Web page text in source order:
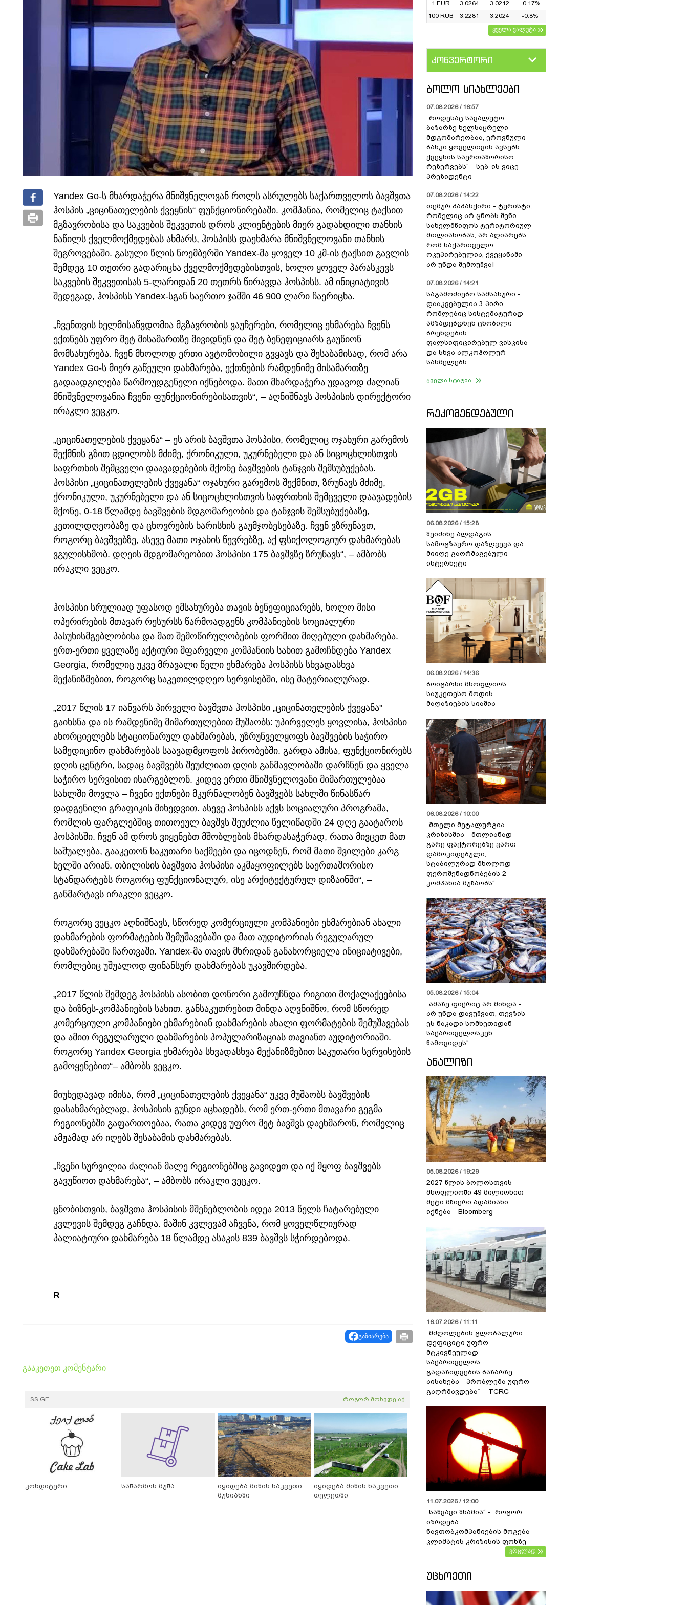
Yandex Go-ს მხარდაჭერა მნიშვნელოვან როლს ასრულებს საქართველოს ბავშვთა
ჰოსპის „ციცინათელების ქვეყნის“ ფუნქციონირებაში. კომპანია, რომელიც ტაქსით
მგზავრობისა და საკვების შეკვეთის დროს კლიენტების მიერ გადახდილი თანხის
ნაწილს ქველმოქმედებას ახმარს, ჰოსპისს დაეხმარა მნიშვნელოვანი თანხის
შეგროვებაში. გასული წლის ნოემბერში Yandex-მა ყოველ 10 კმ-ის ტაქსით გავლის
შემდეგ 10 თეთრი გადარიცხა ქველმოქმედებისთვის, ხოლო ყოველ პარასკევს
საკვების შეკვეთისას 5-ლარიდან 20 თეთრს წირავდა ჰოსპისს. ამ ინიციატივის
შედეგად, ჰოსპისს Yandex-სგან საერთო ჯამში 46 900 ლარი ჩაერიცხა.
„ჩვენთვის ხელმისაწვდომია მგზავრობის ვაუჩერები, რომელიც ეხმარება ჩვენს
ექთნებს უფრო მეტ მისამართზე მივიდნენ და მეტ ბენეფიციარს გაუწიონ
მომსახურება. ჩვენ მხოლოდ ერთი ავტომობილი გვყავს და შესაბამისად, რომ არა
Yandex Go-ს მიერ გაწეული დახმარება, ექთნების რამდენიმე მისამართზე
გადაადგილება წარმოუდგენელი იქნებოდა. მათი მხარდაჭერა უდავოდ ძალიან
მნიშვნელოვანია ჩვენი ფუნქციონირებისათვის“, – აღნიშნავს ჰოსპისის დირექტორი
ირაკლი ვეცკო.
„ციცინათელების ქვეყანა“ – ეს არის ბავშვთა ჰოსპისი, რომელიც ოჯახური გარემოს
შექმნის გზით ცდილობს მძიმე, ქრონიკული, უკურნებელი და ან სიცოცხლისთვის
საფრთხის შემცველი დაავადებების მქონე ბავშვების ტანჯვის შემსუბუქებას.
ჰოსპისი „ციცინათელების ქვეყანა“ ოჯახური გარემოს შექმნით, ზრუნავს მძიმე,
ქრონიკული, უკურნებელი და ან სიცოცხლისთვის საფრთხის შემცველი დაავადების
მქონე, 0-18 წლამდე ბავშვების მდგომარეობის და ტანჯვის შემსუბუქებაზე,
კეთილდღეობაზე და ცხოვრების ხარისხის გაუმჯობესებაზე. ჩვენ ვზრუნავთ,
როგორც ბავშვებზე, ასევე მათი ოჯახის წევრებზე, აქ ფსიქოლოგიურ დახმარებას
ვგულისხმობ. დღეის მდგომარეობით ჰოსპისი 175 ბავშვზე ზრუნავს“, – ამბობს
ირაკლი ვეცკო.
ჰოსპისი სრულიად უფასოდ ემსახურება თავის ბენეფიციარებს, ხოლო მისი
ოპერირების მთავარ რესურსს წარმოადგენს კომპანიების სოციალური
პასუხისმგებლობისა და მათ შემოწირულობების ფორმით მიღებული დახმარება.
ერთ-ერთი ყველაზე აქტიური მფარველი კომპანიის სახით გამოჩნდება Yandex
Georgia, რომელიც უკვე მრავალი წელი ეხმარება ჰოსპისს სხვადასხვა
მექანიზმებით, როგორც საკეთილდღეო სერვისებში, ისე მატერიალურად.
„2017 წლის 17 იანვარს პირველი ბავშვთა ჰოსპისი „ციცინათელების ქვეყანა"
გაიხსნა და ის რამდენიმე მიმართულებით მუშაობს: უპირველეს ყოვლისა, ჰოსპისი
ახორციელებს სტაციონარულ დახმარებას, უზრუნველყოფს ბავშვების საჭირო
სამედიცინო დახმარებას საავადმყოფოს პირობებში. გარდა ამისა, ფუნქციონირებს
დღის ცენტრი, სადაც ბავშვებს შეუძლიათ დღის განმავლობაში დარჩნენ და ყველა
საჭირო სერვისით ისარგებლონ. კიდევ ერთი მნიშვნელოვანი მიმართულებაა
სახლში მოვლა – ჩვენი ექთნები მკურნალობენ ბავშვებს სახლში წინასწარ
დადგენილი გრაფიკის მიხედვით. ასევე ჰოსპისს აქვს სოციალური პროგრამა,
რომლის ფარგლებშიც თითოეულ ბავშვს შეუძლია წელიწადში 24 დღე გაატაროს
ჰოსპისში. ჩვენ ამ დროს ვიყენებთ მშობლების მხარდასაჭერად, რათა მივცეთ მათ
საშუალება, გააკეთონ საკუთარი საქმეები და იცოდნენ, რომ მათი შვილები კარგ
ხელში არიან. თბილისის ბავშვთა ჰოსპისი აკმაყოფილებს საერთაშორისო
სტანდარტებს როგორც ფუნქციონალურ, ისე არქიტექტურულ დიზაინში“, –
განმარტავს ირაკლი ვეცკო.
როგორც ვეცკო აღნიშნავს, სწორედ კომერციული კომპანიები ეხმარებიან ახალი
დახმარების ფორმატების შემუშავებაში და მათ აუდიტორიას რეგულარულ
დახმარებაში ჩართვაში. Yandex-მა თავის მხრიდან განახორციელა ინიციატივები,
რომლებიც უშუალოდ ფინანსურ დახმარებას უკავშირდება.
„2017 წლის შემდეგ ჰოსპისს ასობით დონორი გამოუჩნდა რიგითი მოქალაქეებისა
და ბიზნეს-კომპანიების სახით. განსაკუთრებით მინდა აღვნიშნო, რომ სწორედ
კომერციული კომპანიები ეხმარებიან დახმარების ახალი ფორმატების შემუშავებას
და ამით რეგულარული დახმარების პოპულარიზაციას თავიანთ აუდიტორიაში.
როგორც Yandex Georgia ეხმარება სხვადასხვა მექანიზმებით საკუთარი სერვისების
გამოყენებით“– ამბობს ვეცკო.
მიუხედავად იმისა, რომ „ციცინათელების ქვეყანა“ უკვე მუშაობს ბავშვების
დასახმარებლად, ჰოსპისის გუნდი აცხადებს, რომ ერთ-ერთი მთავარი გეგმა
რეგიონებში გაფართოებაა, რათა კიდევ უფრო მეტ ბავშვს დაეხმარონ, რომელიც
ამჟამად არ იღებს შესაბამის დახმარებას.
„ჩვენი სურვილია ძალიან მალე რეგიონებშიც გავიდეთ და იქ მყოფ ბავშვებს
გავუწიოთ დახმარება“, – ამბობს ირაკლი ვეცკო.
ცნობისთვის, ბავშვთა ჰოსპისის მშენებლობის იდეა 2013 წელს ჩატარებული
კვლევის შემდეგ გაჩნდა. მაშინ კვლევამ აჩვენა, რომ ყოველწლიურად
პალიატიური დახმარება 18 წლამდე ასაკის 839 ბავშვს სჭირდებოდა.
R
გაზიარება
გააკეთეთ კომენტარი
SS.GE როგორ მოხვდე აქ
კონდიტერი საწარმოს მუშა
იყიდება მიწის ნაკვეთი
მუხიანში
იყიდება მიწის ნაკვეთი
თელეთში
1 EUR
3.0264 3.0212
-0.17%
100 RUB
3.2281 3.2024
-0.8%
ყველა ვალუტა
კონვერტორი
ᲑᲝᲚᲝ ᲡᲘᲐᲮᲚᲔᲔᲑᲘ
07.08.2026 / 16:57
„როდესაც სავალუტო
ბაზარზე ხელსაყრელი
მდგომარეობაა, ეროვნული
ბანკი ყოველთვის ავსებს
ქვეყნის საერთაშორისო
რეზერვებს“ - სებ-ის ვიცე-
პრეზიდენტი
07.08.2026 / 14:22
თემურ პაპასქირი - ტურისტი,
რომელიც არ ცნობს შენი
სახელმწიფოს ტერიტორიულ
მთლიანობას, არ აღიარებს,
რომ საქართველო
ოკუპირებულია, ქვეყანაში
არ უნდა შემოუშვა!
07.08.2026 / 14:21
საგამოძიებო სამსახური -
დააკვებულია 3 პირი,
რომლებიც სისტემატურად
ამზადებდნენ ცნობილი
ბრენდების
ფალსიფიცირებულ ვისკისა
და სხვა ალკოჰოლურ
სასმელებს
ყველა სტატია
ᲠᲔᲙᲝᲛᲔᲜᲓᲔᲑᲣᲚᲘ
06.08.2026 / 15:28
შეიძინე ალდაგის
სამოგზაურო დაზღვევა და
მიიღე გაორმაგებული
ინტერნეტი
06.08.2026 / 14:36
ბოიგარსი მსოფლიოს
საუკეთესო მოდის
მაღაზიების სიაშია
06.08.2026 / 10:00
„მთელი მეტალურგია
კრიზისშია - მთლიანად
გარე ფაქტორებზე ვართ
დამოკიდებული,
სტაბილურად მხოლოდ
ფეროშენადნობების 2
კომპანია მუშაობს“
05.08.2026 / 15:04
„ამაზე ფიქრიც არ მინდა -
არ უნდა დავუშვათ, თევზის
ეს ნაკადი სომხეთიდან
საქართველოსკენ
წამოვიდეს“
ᲐᲜᲐᲚᲘᲖᲘ
05.08.2026 / 19:29
2027 წლის ბოლოსთვის
მსოფლიოში 49 მილიონით
მეტი მშიერი ადამიანი
იქნება - Bloomberg
16.07.2026 / 11:11
„მძღოლების გლობალური
დეფიციტი უფრო
მტკივნეულად
საქართველოს
გადაზიდვების ბაზარზე
აისახება - პრობლემა უფრო
გაღრმავდება“ – TCRC
11.07.2026 / 12:00
„საწვავი შხამია“ - როგორ
იზრდება
ნავთობკომპანიების მოგება
კლიმატის კრიზისის ფონზე
ვრცლად
ᲣᲪᲮᲝᲔᲗᲘ